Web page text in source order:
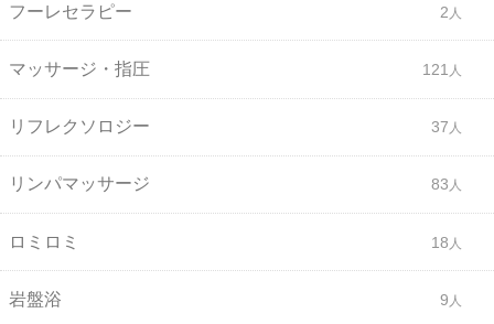
フーレセラピー 2
マッサージ・指圧 121
リフレクソロジー 37
リンパマッサージ 83
ロミロミ 18
岩盤浴 9